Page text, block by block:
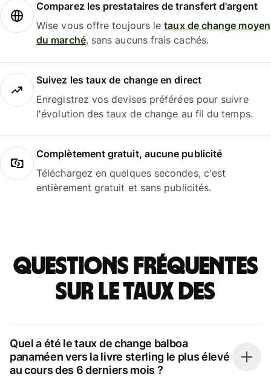
Comparez les prestataires de transfert d'argent
Wise vous offre toujours letaux de change moyen
du marché, sans aucuns frais cachés.
Suivez les taux de change en direct
Enregistrez vos devises préférées pour suivre
l'évolution des taux de change au fil du temps.
Complètement gratuit, aucune publicité
Téléchargez en quelques secondes, c'est
entièrement gratuit et sans publicités.
Questions fréquentes
sur le taux des
Quel a été le taux de change balboa
panaméen vers la livre sterling le plus élevé
au cours des 6 derniers mois ?